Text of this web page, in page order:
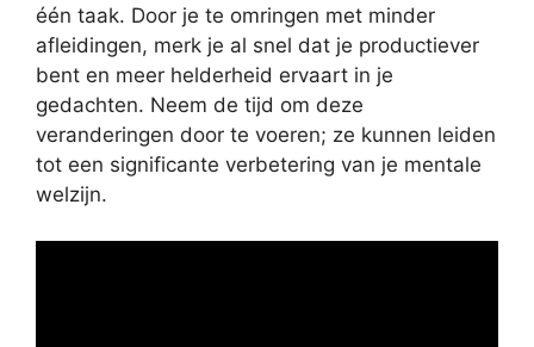
één taak. Door je te omringen met minder
afleidingen, merk je al snel dat je productiever
bent en meer helderheid ervaart in je
gedachten. Neem de tijd om deze
veranderingen door te voeren; ze kunnen leiden
tot een significante verbetering van je mentale
welzijn.